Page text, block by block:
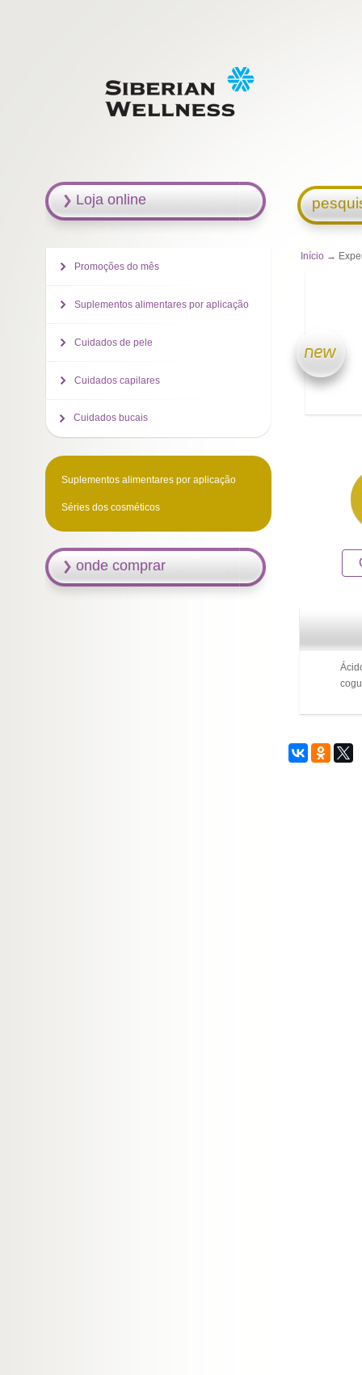
Início →
Loja online
Promoções do mês
Suplementos alimentares por aplicação
Cuidados de pele
Cuidados capilares
Cuidados bucais
Suplementos alimentares por aplicação
Séries dos cosméticos
onde comprar